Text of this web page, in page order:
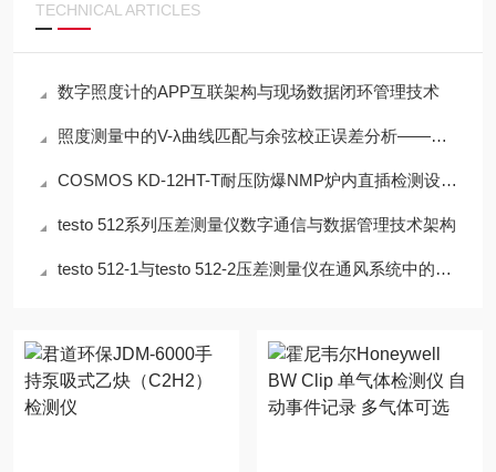
TECHNICAL ARTICLES
数字照度计的APP互联架构与现场数据闭环管理技术
照度测量中的V-λ曲线匹配与余弦校正误差分析——以硅光电二极管照度计为例
COSMOS KD-12HT-T耐压防爆NMP炉内直插检测设备工程设计指南
testo 512系列压差测量仪数字通信与数据管理技术架构
testo 512-1与testo 512-2压差测量仪在通风系统中的应用技术分析